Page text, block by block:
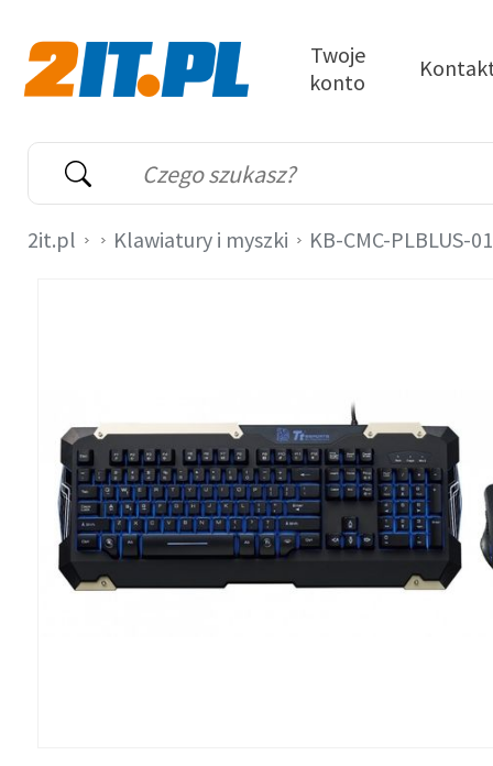
Wyszukiwarka
Słowo kluczowe
Twoje
konto
2it.pl Klawiatury i myszki KB-CMC-PLBLUS-01